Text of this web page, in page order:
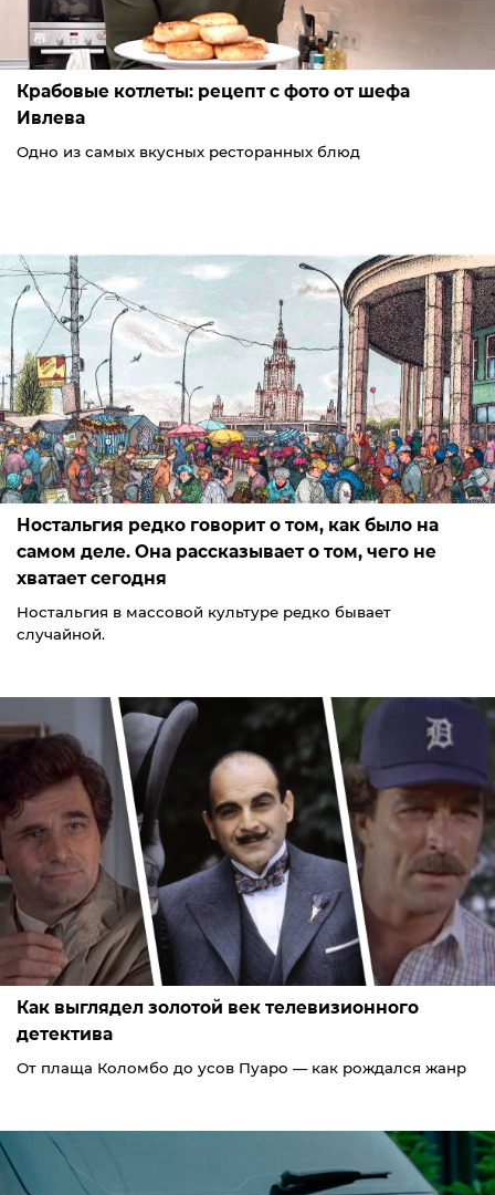
Крабовые котлеты: рецепт с фото от шефа
Ивлева
Одно из самых вкусных ресторанных блюд
Ностальгия редко говорит о том, как было на
самом деле. Она рассказывает о том, чего не
хватает сегодня
Ностальгия в массовой культуре редко бывает
случайной.
Как выглядел золотой век телевизионного
детектива
От плаща Коломбо до усов Пуаро — как рождался жанр